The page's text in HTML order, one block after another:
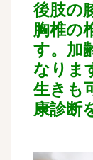
後肢の
胸椎の
す。加
なりま
生きも
康診断